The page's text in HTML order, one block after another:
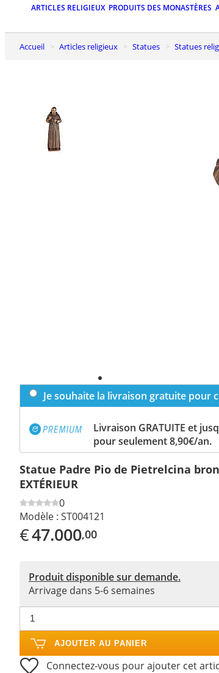
ARTICLES RELIGIEUX PRODUITS DES MONASTÈRES
Accueil Articles religieux Statues Statues
Je souhaite la livraison gratuite pour
Livraison GRATUITE et
pour seulement 8,90€/an.
Statue Padre Pio de Pietrelcina
EXTÉRIEUR
0
Modèle : ST004121
€47.000,00
Produit disponible sur demande.
Arrivage dans 5-6 semaines
AJOUTER AU PANIER
Connectez-vous pour ajouter cet